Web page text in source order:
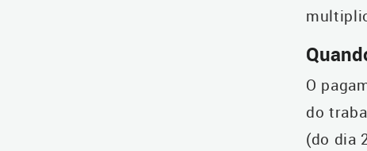
O
do
(do dia